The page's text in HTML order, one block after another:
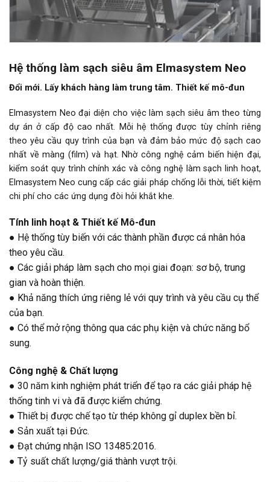
Hệ thống làm sạch siêu âm Elmasystem Neo
Đổi mới. Lấy khách hàng làm trung tâm. Thiết kế mô-đun
Elmasystem Neo đại diện cho việc làm sạch siêu âm theo từng
dự án ở cấp độ cao nhất. Mỗi hệ thống được tùy chỉnh riêng
theo yêu cầu quy trình của bạn và đảm bảo mức độ sạch cao
nhất về màng (film) và hạt. Nhờ công nghệ cảm biến hiện đại,
kiểm soát quy trình chính xác và công nghệ làm sạch linh hoạt,
Elmasystem Neo cung cấp các giải pháp chống lỗi thời, tiết kiệm
chi phí cho các ứng dụng đòi hỏi khắt khe.
Tính linh hoạt & Thiết kế Mô-đun
● Hệ thống tùy biến với các thành phần được cá nhân hóa
theo yêu cầu.
● Các giải pháp làm sạch cho mọi giai đoạn: sơ bộ, trung
gian và hoàn thiện.
● Khả năng thích ứng riêng lẻ với quy trình và yêu cầu cụ thể
của bạn.
● Có thể mở rộng thông qua các phụ kiện và chức năng bổ
sung.
Công nghệ & Chất lượng
● 30 năm kinh nghiệm phát triển để tạo ra các giải pháp hệ
thống tinh vi và đã được kiểm chứng.
● Thiết bị được chế tạo từ thép không gỉ duplex bền bỉ.
● Sản xuất tại Đức.
● Đạt chứng nhận ISO 13485:2016.
● Tỷ suất chất lượng/giá thành vượt trội.